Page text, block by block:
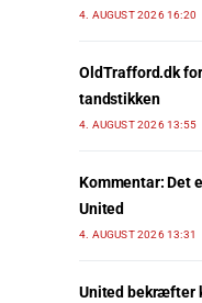
4. AUGUST 2026 16:20
OldTrafford.dk
tandstikken
4. AUGUST 2026 13:55
Kommentar: Det
United
4. AUGUST 2026 13:31
United bekræfter